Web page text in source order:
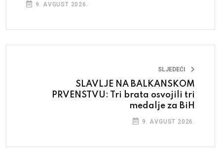
9. AVGUST 2026.
SLJEDEĆI
SLAVLJE NA BALKANSKOM
PRVENSTVU: Tri brata osvojili tri
medalje za BiH
9. AVGUST 2026.